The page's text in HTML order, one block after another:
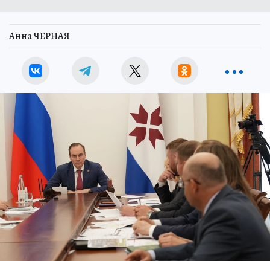
Анна ЧЕРНАЯ